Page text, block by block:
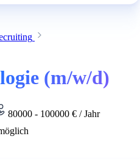
(m/w/d)
80000 - 100000 € / Jahr